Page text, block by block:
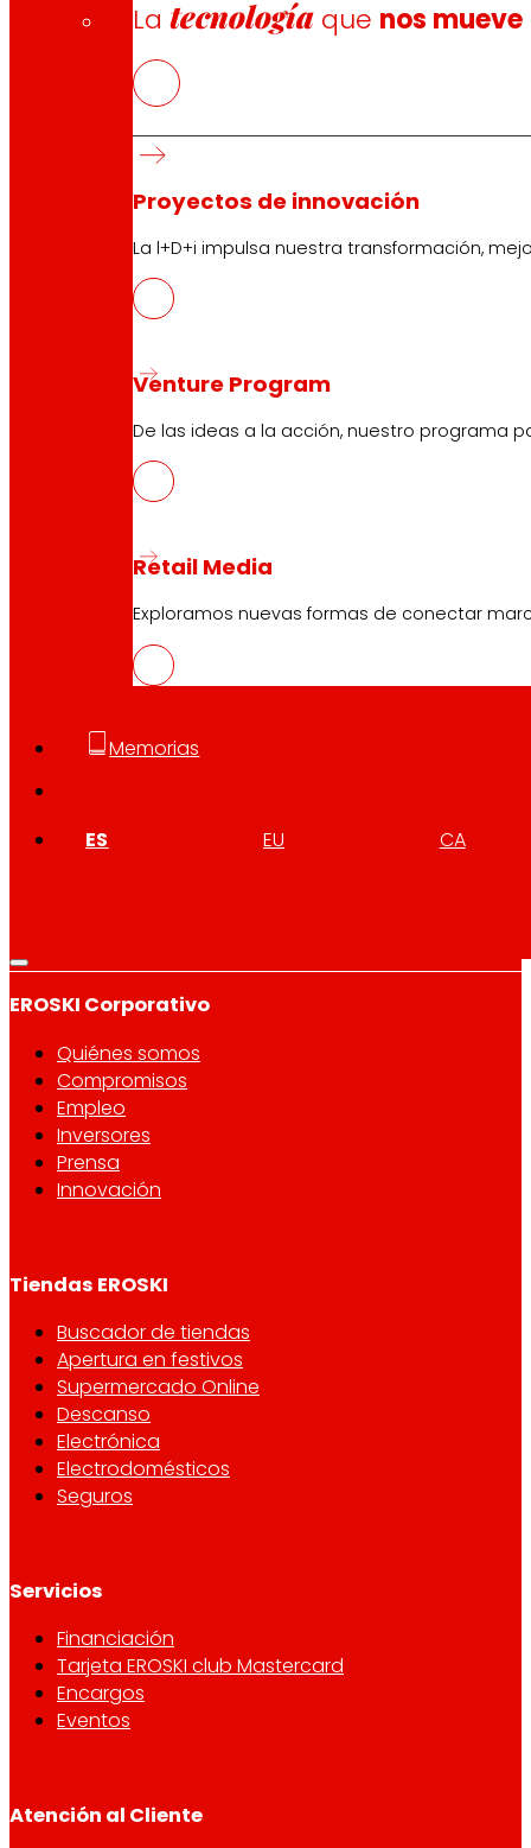
Latecnología que nos mueve
Proyectos de innovación
La l+D+i impulsa nuestra transformación,
Venture Program
De las ideas a la acción, nuestro programa
Retail Media
Exploramos nuevas formas de conectar
Memorias
ES EU CA
EROSKI Corporativo
Quiénes somos
Compromisos
Empleo
Inversores
Prensa
Innovación
Tiendas EROSKI
Buscador de tiendas
Apertura en festivos
Supermercado Online
Descanso
Electrónica
Electrodomésticos
Seguros
Servicios
Financiación
Tarjeta EROSKI club Mastercard
Encargos
Eventos
Atención al Cliente